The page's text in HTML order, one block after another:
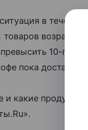
в течение
возрастет
10-
пока достаточно.
какие продукты